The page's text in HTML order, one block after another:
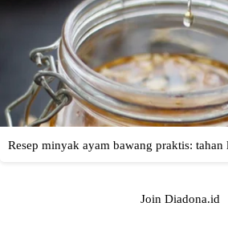
Join Diadona.id